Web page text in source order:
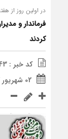
در اولین روز از
فرماندار و
کردند
کد خبر : 11443
02 شهریور 1402 - 11:59